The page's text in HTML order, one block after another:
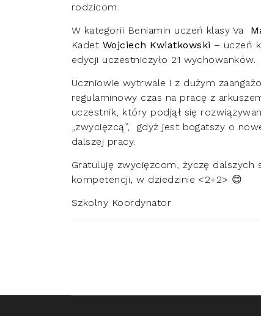
rodzicom.
W kategorii Beniamin uczeń klasy Va
Kadet Wojciech Kwiatkowski – uczeń
edycji uczestniczyło 21 wychowanków.
Uczniowie wytrwale i z dużym
regulaminowy czas na pracę z
uczestnik, który podjął się
„zwycięzcą”, gdyż jest bogatszy o
dalszej pracy.
Gratuluję zwycięzcom, życzę dalszych
kompetencji, w dziedzinie <2+2> 😊
Szkolny Koordynator